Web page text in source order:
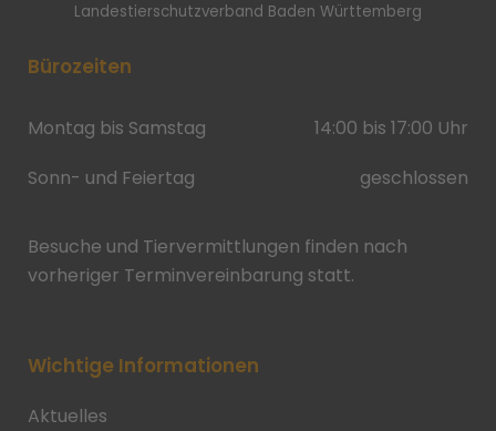
Landestierschutzverband Baden Württemberg
Bürozeiten
Montag bis Samstag
14:00 bis 17:00 Uhr
Sonn- und Feiertag
geschlossen
Besuche und Tiervermittlungen finden nach
vorheriger Terminvereinbarung statt.
Wichtige Informationen
Aktuelles